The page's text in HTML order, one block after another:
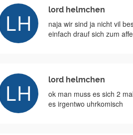
lord helmchen
naja wir sind ja nicht vil
einfach drauf sich zum
lord helmchen
ok man muss es sich 2
es irgentwo uhrkomisch